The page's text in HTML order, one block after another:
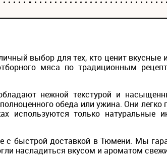
выбор для тех, кто ценит
мяса по традиционным
нежной текстурой и
обеда или ужина. Они легко
используются только натуральные
с быстрой доставкой в Тюмени. Мы
насладиться вкусом и ароматом